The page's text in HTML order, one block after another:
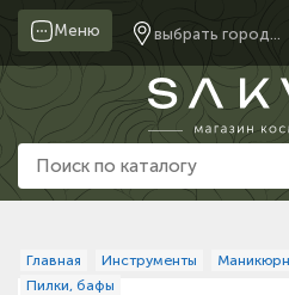
Меню выбрать город...
Главная Инструменты
Пилки, бафы